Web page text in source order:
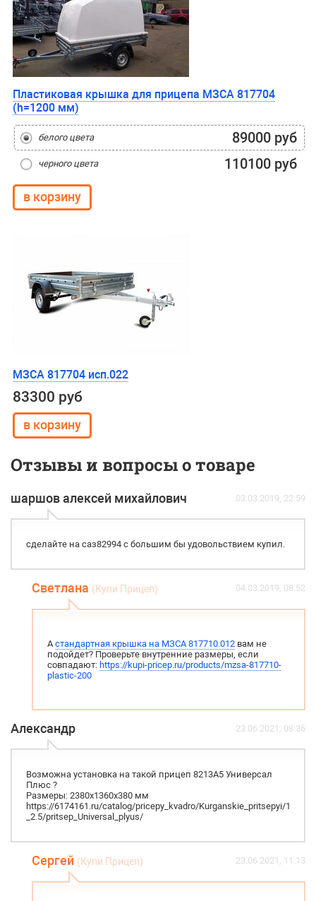
Пластиковая крышка для прицепа МЗСА 817704
(h=1200 мм)
белого цвета 89000 руб
черного цвета 110100 руб
МЗСА 817704 исп.022
83300 руб
Отзывы и вопросы о товаре
шаршов алексей михайлович 03.03.2019, 22:59
сделайте на саз82994 с большим бы удовольствием купил.
Светлана (Купи Прицеп) 04.03.2019, 08:52
Астандартная крышка на МЗСА 817710.012 вам не
подойдет? Проверьте внутренние размеры, если
совпадают: https://kupi-pricep.ru/products/mzsa-817710-
plastic-200
Александр 23.06.2021, 08:36
Возможна установка на такой прицеп 8213A5 Универсал
Плюс ?
Размеры: 2380х1360х380 мм
https://6174161.ru/catalog/pricepy_kvadro/Kurganskie_pritsepyi/1.5_-
_2.5/pritsep_Universal_plyus/
Сергей (Купи Прицеп) 23.06.2021, 11:13